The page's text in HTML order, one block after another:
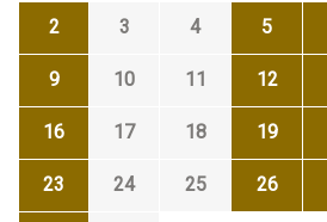
2 3 4 5
9 10 11 12
16 17 18 19
23 24 25 26